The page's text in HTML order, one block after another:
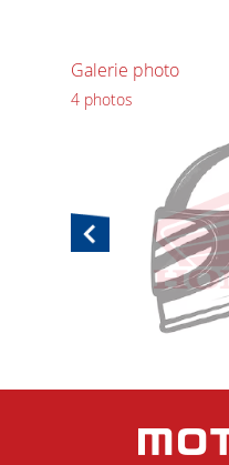
Galerie photo
4 photos